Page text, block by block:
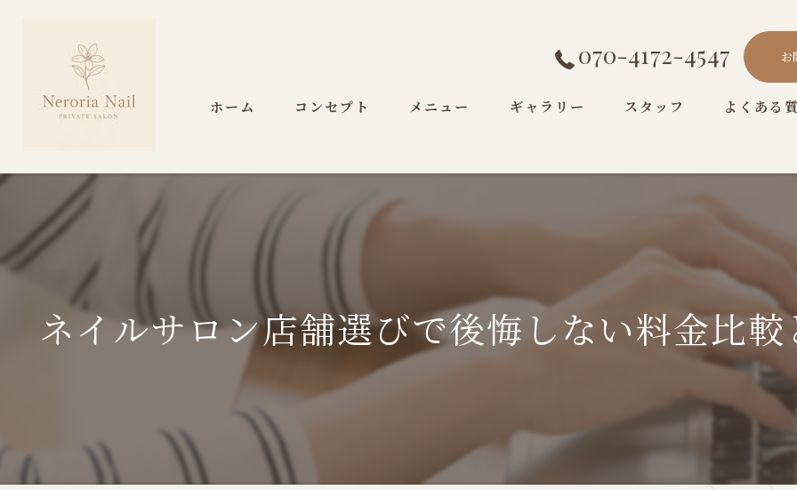
070-4172-4547 お
ホーム コンセプト メニュー ギャラリー スタッフ よくある
ネイルサロン店舗選びで後悔しない料金比